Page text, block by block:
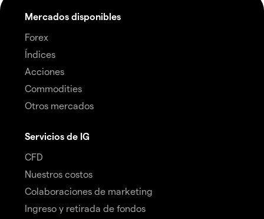
Mercados disponibles
Forex
Índices
Acciones
Commodities
Otros mercados
Servicios de IG
CFD
Nuestros costos
Colaboraciones de marketing
Ingreso y retirada de fondos